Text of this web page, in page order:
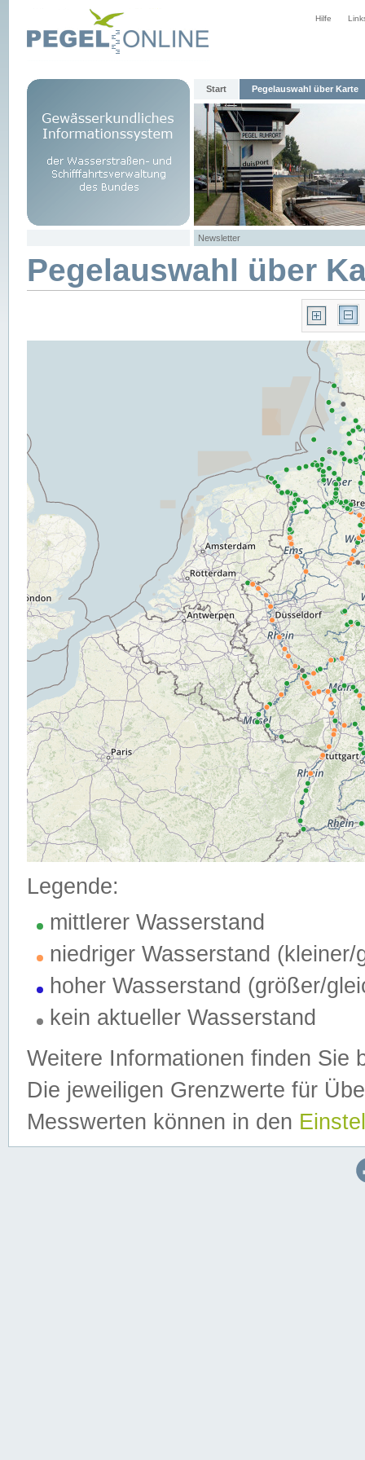
Hilfe
Start Pegelauswahl über Karte
Newsletter
Pegelauswahl über
Legende:
mittlerer Wasserstand
niedriger Wasserstand (kleiner/
hoher Wasserstand (größer/
kein aktueller Wasserstand
Weitere Informationen finden Sie
Die jeweiligen Grenzwerte für
Messwerten können in den